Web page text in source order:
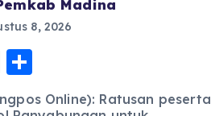
Madina
8, 2026
E
hOnline): Ratusan peserta